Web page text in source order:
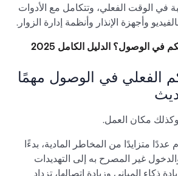
في الوقت الفعلي، وتتكامل مع الأدوات
وأجهزة الإنذار وأنظمة إدارة الزوار.
في الوصول؟ الدليل الكامل 2025
الفعلي في الوصول مهمًا
وكذلك مكان العمل.
متزايدًا من المخاطر المادية، بدءًا
غير المصرح به إلى التهديدات
ذكاء المباني وزيادة اتصالها، تزداد